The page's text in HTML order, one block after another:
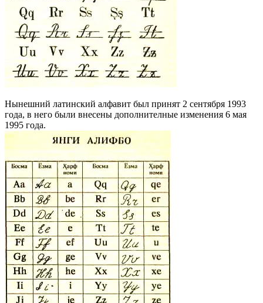
Нынешний латинский алфавит был принят 2 сентября 1993
года, в него были внесены дополнителные изменения 6 мая
1995 года.